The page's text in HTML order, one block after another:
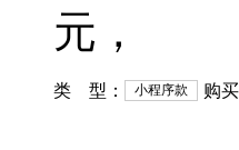
元，
类 型： 小程序款 购